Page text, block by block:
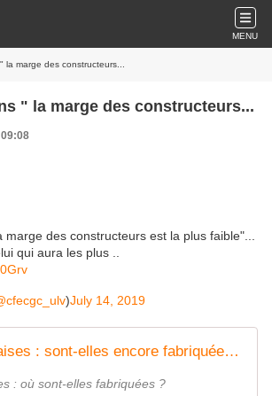
MENU
la marge des constructeurs...
" la marge des constructeurs...
marge des constructeurs est la plus faible"...
qui aura les plus ..
)July 14, 2019
Voitures françaises : sont-elles encore fabriquées en France ? - L'argus
: où sont-elles fabriquées ?